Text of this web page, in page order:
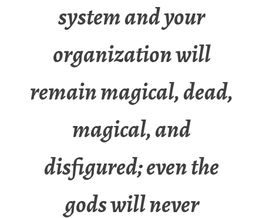
system and your
organization will
remain magical, dead,
magical, and
disfigured; even the
gods will never